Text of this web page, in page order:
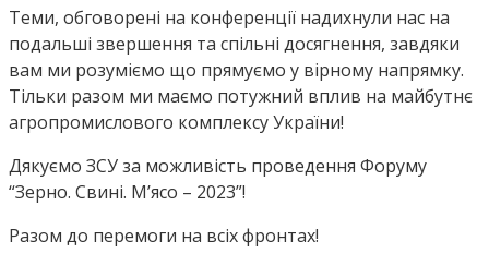
Теми, обговорені на конференції надихнули нас на
подальші звершення та спільні досягнення, завдяки
вам ми розуміємо що прямуємо у вірному напрямку.
Тільки разом ми маємо потужний вплив на майбутнє
агропромислового комплексу України!
Дякуємо ЗСУ за можливість проведення Форуму
“Зерно. Свині. Мʼясо – 2023”!
Разом до перемоги на всіх фронтах!